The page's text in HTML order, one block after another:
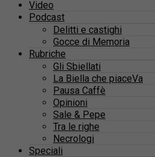
Video
Podcast
Delitti e castighi
Gocce di Memoria
Rubriche
Gli Sbiellati
La Biella che piaceVa
Pausa Caffè
Opinioni
Sale & Pepe
Tra le righe
Necrologi
Speciali